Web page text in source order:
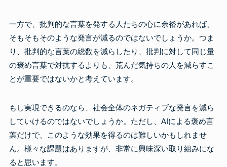
一方で、批判的な言葉を発する人たちの心に余裕があれば、
そもそもそのような発言が減るのではないでしょうか。つま
り、批判的な言葉の総数を減らしたり、批判に対して同じ量
の褒め言葉で対抗するよりも、荒んだ気持ちの人を減らすこ
とが重要ではないかと考えています。
もし実現できるのなら、社会全体のネガティブな発言を減ら
していけるのではないでしょうか。ただし、AIによる褒め言
葉だけで、このような効果を得るのは難しいかもしれませ
ん。様々な課題はありますが、非常に興味深い取り組みにな
ると思います。